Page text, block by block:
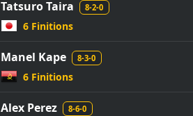
Tatsuro Taira 8-2-0
6 Finitions
Manel Kape 8-3-0
6 Finitions
Alex Perez 8-6-0